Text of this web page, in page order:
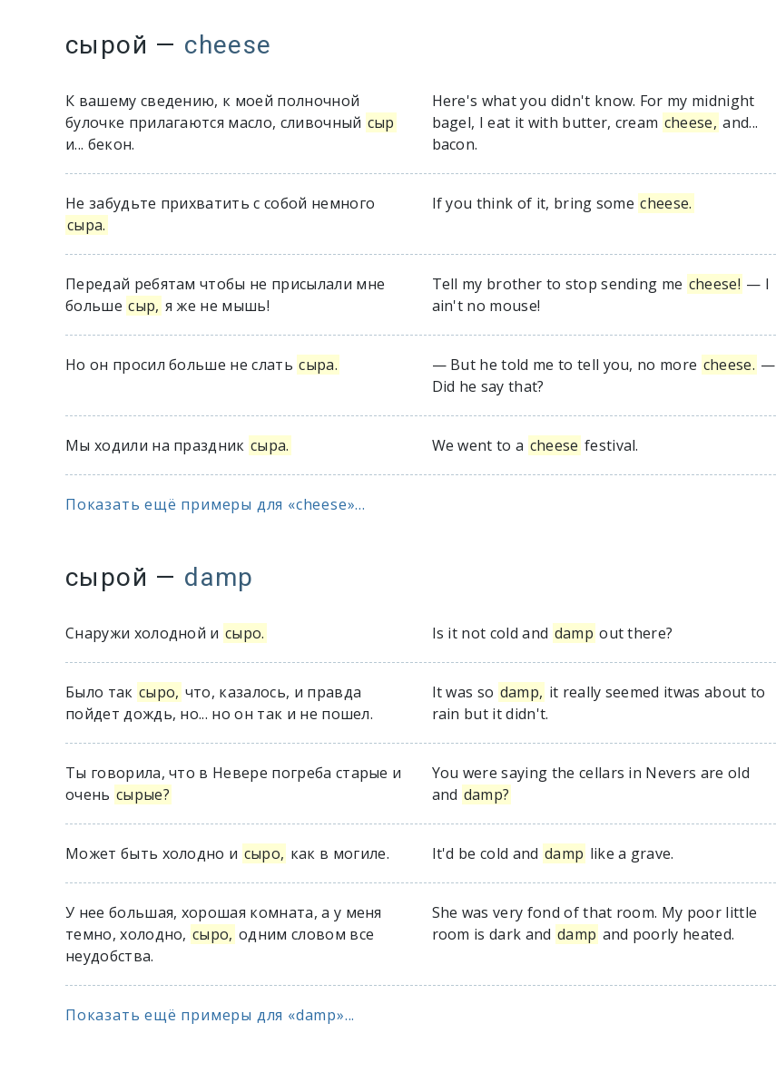
сырой — cheese
К вашему сведению, к моей полночной
булочке прилагаются масло, сливочный сыр
и... бекон.
Here's what you didn't know. For my midnight
bagel, I eat it with butter, cream cheese, and...
bacon.
Не забудьте прихватить с собой немного
сыра.
If you think of it, bring some cheese.
Передай ребятам чтобы не присылали мне
больше сыр, я же не мышь!
Tell my brother to stop sending me cheese! — I
ain't no mouse!
Но он просил больше не слать сыра. — But he told me to tell you, no more cheese. —
Did he say that?
Мы ходили на праздник сыра. We went to a cheese festival.
Показать ещё примеры для «cheese»...
сырой — damp
Снаружи холодной и сыро. Is it not cold and damp out there?
Было так сыро, что, казалось, и правда
пойдет дождь, но... но он так и не пошел.
It was so damp, it really seemed itwas about to
rain but it didn't.
Ты говорила, что в Невере погреба старые и
очень сырые?
You were saying the cellars in Nevers are old
and damp?
Может быть холодно и сыро, как в могиле. It'd be cold and damp like a grave.
У нее большая, хорошая комната, а у меня
темно, холодно, сыро, одним словом все
неудобства.
She was very fond of that room. My poor little
room is dark and damp and poorly heated.
Показать ещё примеры для «damp»...